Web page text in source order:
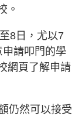
。
8日，尤以7
請叩門的學
網頁了解申請
仍然可以接受